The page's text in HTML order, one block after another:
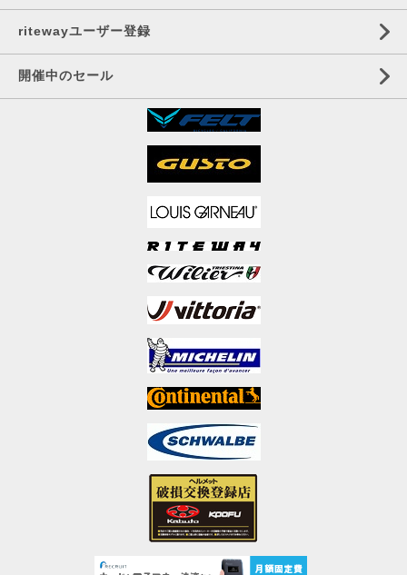
ritewayユーザー登録
開催中のセール